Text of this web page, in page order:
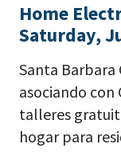
Home
Saturday,
Santa Barbara
asociando con
talleres
hogar para